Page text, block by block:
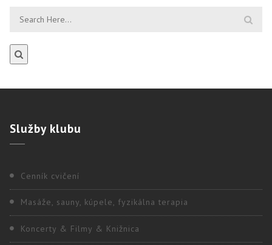
Službyklubu
Cenník cvičení
Masáže, sauny, kúpele, fyzikálna terapia
Koncerty & Filmy & Knižnica